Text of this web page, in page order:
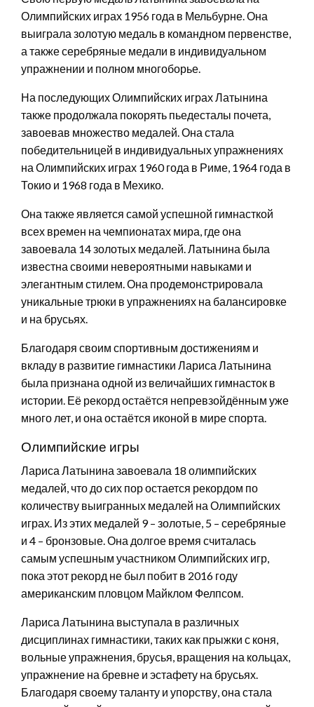
Олимпийских играх 1956 года в Мельбурне. Она
выиграла золотую медаль в командном первенстве,
а также серебряные медали в индивидуальном
упражнении и полном многоборье.
На последующих Олимпийских играх Латынина
также продолжала покорять пьедесталы почета,
завоевав множество медалей. Она стала
победительницей в индивидуальных упражнениях
на Олимпийских играх 1960 года в Риме, 1964 года в
Токио и 1968 года в Мехико.
Она также является самой успешной гимнасткой
всех времен на чемпионатах мира, где она
завоевала 14 золотых медалей. Латынина была
известна своими невероятными навыками и
элегантным стилем. Она продемонстрировала
уникальные трюки в упражнениях на балансировке
и на брусьях.
Благодаря своим спортивным достижениям и
вкладу в развитие гимнастики Лариса Латынина
была признана одной из величайших гимнасток в
истории. Её рекорд остаётся непревзойдённым уже
много лет, и она остаётся иконой в мире спорта.
Олимпийские игры
Лариса Латынина завоевала 18 олимпийских
медалей, что до сих пор остается рекордом по
количеству выигранных медалей на Олимпийских
играх. Из этих медалей 9 – золотые, 5 – серебряные
и 4 – бронзовые. Она долгое время считалась
самым успешным участником Олимпийских игр,
пока этот рекорд не был побит в 2016 году
американским пловцом Майклом Фелпсом.
Лариса Латынина выступала в различных
дисциплинах гимнастики, таких как прыжки с коня,
вольные упражнения, брусья, вращения на кольцах,
упражнение на бревне и эстафету на брусьях.
Благодаря своему таланту и упорству, она стала